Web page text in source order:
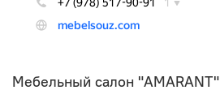
Мебельный салон "AMARANT"